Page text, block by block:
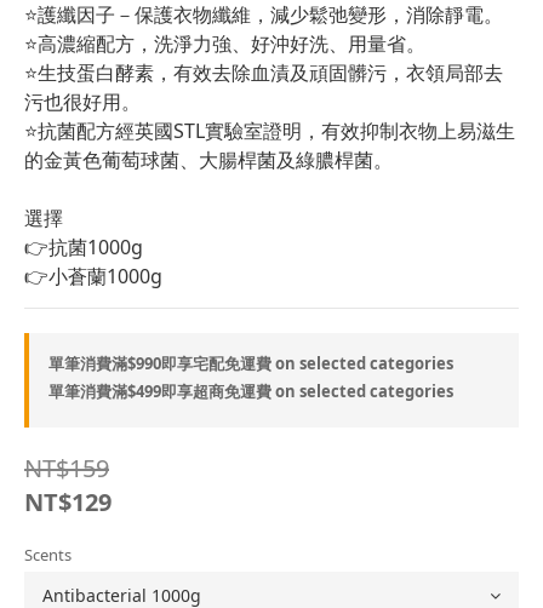
⭐護纖因子－保護衣物纖維，減少鬆弛變形，消除靜電。
⭐高濃縮配方，洗淨力強、好沖好洗、用量省。
⭐生技蛋白酵素，有效去除血漬及頑固髒污，衣領局部去
污也很好用。
⭐抗菌配方經英國STL實驗室證明，有效抑制衣物上易滋生
的金黃色葡萄球菌、大腸桿菌及綠膿桿菌。
選擇
👉抗菌1000g
👉小蒼蘭1000g
單筆消費滿$990即享宅配免運費 on selected categories
單筆消費滿$499即享超商免運費 on selected categories
NT$159
NT$129
Scents